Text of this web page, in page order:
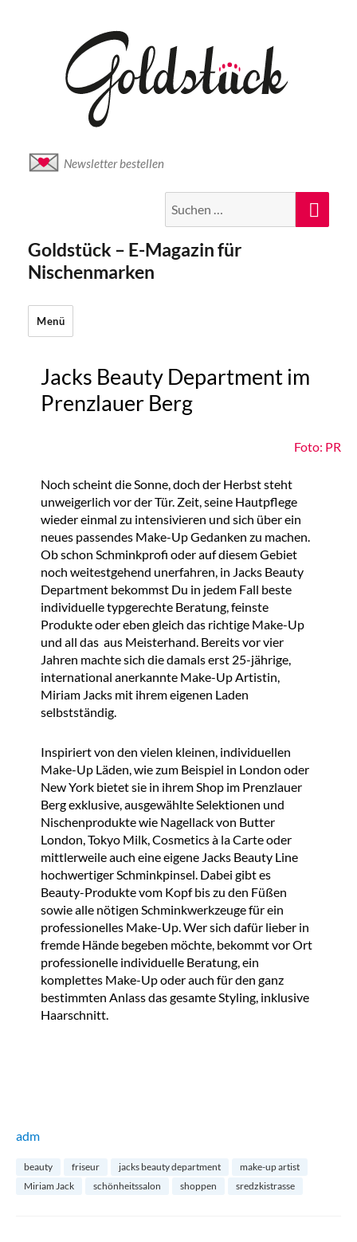
Newsletter bestellen
nach:
Goldstück – E-Magazin für
Nischenmarken
Menü
Jacks Beauty Department im
Prenzlauer Berg
Foto: PR
Noch scheint die Sonne, doch der Herbst steht
unweigerlich vor der Tür. Zeit, seine Hautpflege
wieder einmal zu intensivieren und sich über ein
neues passendes Make-Up Gedanken zu machen.
Ob schon Schminkprofi oder auf diesem Gebiet
noch weitestgehend unerfahren, in Jacks Beauty
Department bekommst Du in jedem Fall beste
individuelle typgerechte Beratung, feinste
Produkte oder eben gleich das richtige Make-Up
und all das aus Meisterhand. Bereits vor vier
Jahren machte sich die damals erst 25-jährige,
international anerkannte Make-Up Artistin,
Miriam Jacks mit ihrem eigenen Laden
selbstständig.
Inspiriert von den vielen kleinen, individuellen
Make-Up Läden, wie zum Beispiel in London oder
New York bietet sie in ihrem Shop im Prenzlauer
Berg exklusive, ausgewählte Selektionen und
Nischenprodukte wie Nagellack von Butter
London, Tokyo Milk, Cosmetics à la Carte oder
mittlerweile auch eine eigene Jacks Beauty Line
hochwertiger Schminkpinsel. Dabei gibt es
Beauty-Produkte vom Kopf bis zu den Füßen
sowie alle nötigen Schminkwerkzeuge für ein
professionelles Make-Up. Wer sich dafür lieber in
fremde Hände begeben möchte, bekommt vor Ort
professionelle individuelle Beratung, ein
komplettes Make-Up oder auch für den ganz
bestimmten Anlass das gesamte Styling, inklusive
Haarschnitt.
adm
beauty friseur jacks beauty department
make-up artist
Miriam Jack
schönheitssalon shoppen sredzkistrasse